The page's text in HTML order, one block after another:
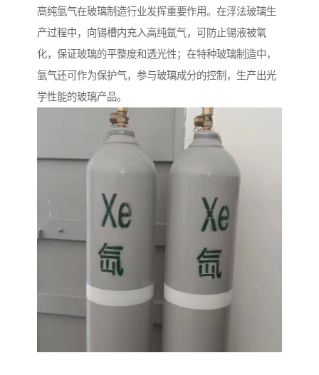
高纯氩气在玻璃制造行业发挥重要作用。在浮法玻璃生
产过程中，向锡槽内充入高纯氩气，可防止锡液被氧
化，保证玻璃的平整度和透光性；在特种玻璃制造中，
氩气还可作为保护气，参与玻璃成分的控制，生产出光
学性能的玻璃产品。​